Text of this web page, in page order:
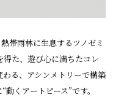
帯雨林に生息するツノゼミ
た、遊び心に満ちたコレ
る、アシンメトリーで構築
くアートピース”です。